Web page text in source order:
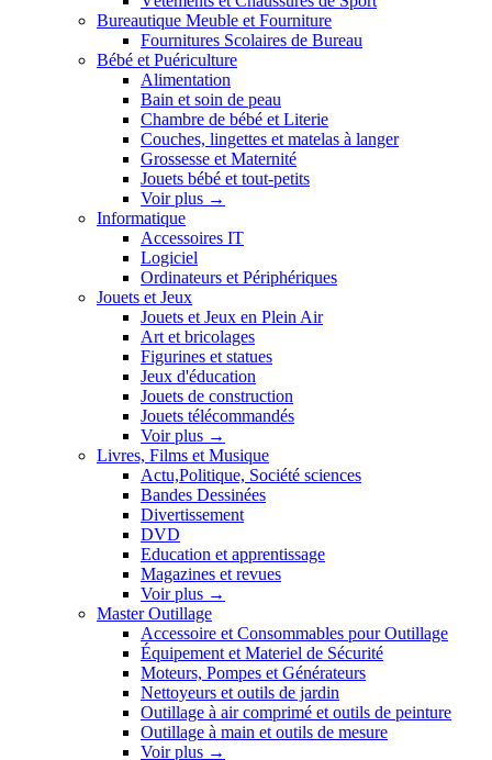
Bureautique Meuble et Fourniture
Fournitures Scolaires de Bureau
Bébé et Puériculture
Alimentation
Bain et soin de peau
Chambre de bébé et Literie
Couches, lingettes et matelas à langer
Grossesse et Maternité
Jouets bébé et tout-petits
Voir plus →
Informatique
Accessoires IT
Logiciel
Ordinateurs et Périphériques
Jouets et Jeux
Jouets et Jeux en Plein Air
Art et bricolages
Figurines et statues
Jeux d'éducation
Jouets de construction
Jouets télécommandés
Voir plus →
Livres, Films et Musique
Actu,Politique, Société sciences
Bandes Dessinées
Divertissement
DVD
Education et apprentissage
Magazines et revues
Voir plus →
Master Outillage
Accessoire et Consommables pour Outillage
Équipement et Materiel de Sécurité
Moteurs, Pompes et Générateurs
Nettoyeurs et outils de jardin
Outillage à air comprimé et outils de peinture
Outillage à main et outils de mesure
Voir plus →